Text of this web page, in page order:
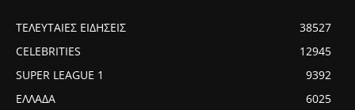
ΤΕΛΕΥΤΑΙΕΣ ΕΙΔΗΣΕΙΣ
38527
CELEBRITIES
12945
SUPER LEAGUE 1
9392
ΕΛΛΑΔΑ
6025